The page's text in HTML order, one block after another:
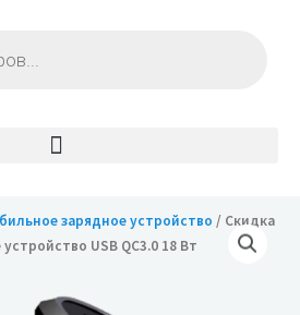
зарядное устройство / Скидка
USB QC3.0 18 Вт